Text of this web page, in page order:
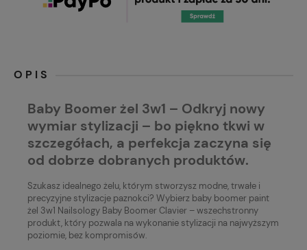
OPIS
Baby Boomer żel 3w1 – Odkryj nowy
wymiar stylizacji – bo piękno tkwi w
szczegółach, a perfekcja zaczyna się
od dobrze dobranych produktów.
Szukasz idealnego żelu, którym stworzysz modne, trwałe i
precyzyjne stylizacje paznokci? Wybierz baby boomer paint
żel 3w1 Nailsology Baby Boomer Clavier – wszechstronny
produkt, który pozwala na wykonanie stylizacji na najwyższym
poziomie, bez kompromisów.